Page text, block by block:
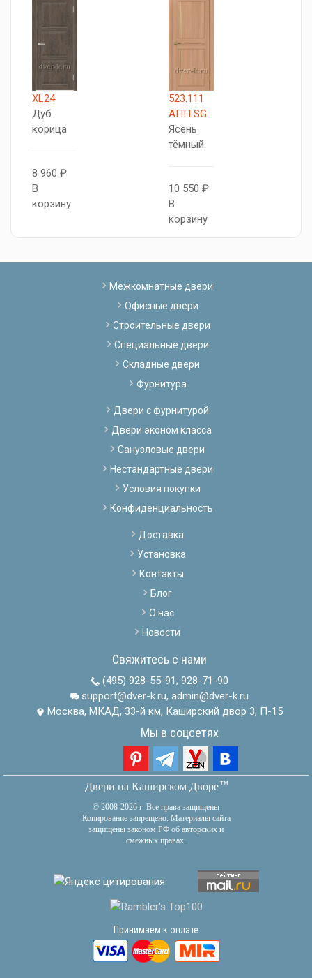
XL24
Дуб
корица
8 960 ₽
В
корзину
523.111
АПП SG
Ясень
тёмный
10 550 ₽
В
корзину
Межкомнатные двери
Офисные двери
Строительные двери
Специальные двери
Складные двери
Фурнитура
Двери с фурнитурой
Двери эконом класса
Санузловые двери
Нестандартные двери
Условия покупки
Конфиденциальность
Доставка
Установка
Контакты
Блог
О нас
Новости
Свяжитесь с нами
(495) 928-55-91; 928-71-90
support@dver-k.ru, admin@dver-k.ru
Москва, МКАД, 33-й км, Каширский двор 3, П-15
Мы в соцсетях
Двери на Каширском Дворетм
© 2008-2026 г. Все права защищены
Копирование запрещено. Материалы сайта
защищены законом РФ об авторских и
смежных правах.
Принимаем к оплате